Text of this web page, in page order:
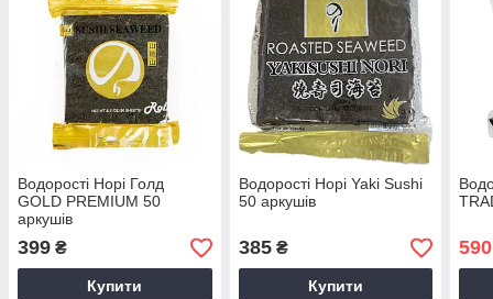
Водорості Норі Голд
GOLD PREMIUM 50
аркушів
399 ₴
Купити
Водорості Норі Yaki Sushi
50 аркушів
385₴
Купити
590